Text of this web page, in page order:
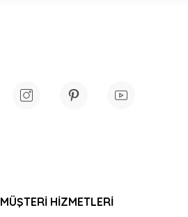
MÜŞTERİ HİZMETLERİ